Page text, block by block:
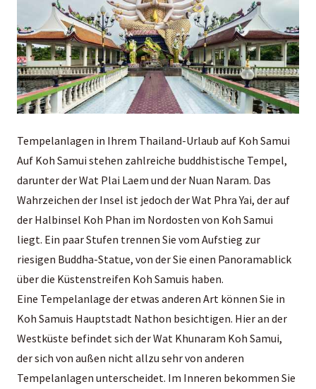
Tempelanlagen in Ihrem Thailand-Urlaub auf Koh Samui
Auf Koh Samui stehen zahlreiche buddhistische Tempel,
darunter der Wat Plai Laem und der Nuan Naram. Das
Wahrzeichen der Insel ist jedoch der Wat Phra Yai, der auf
der Halbinsel Koh Phan im Nordosten von Koh Samui
liegt. Ein paar Stufen trennen Sie vom Aufstieg zur
riesigen Buddha-Statue, von der Sie einen Panoramablick
über die Küstenstreifen Koh Samuis haben.
Eine Tempelanlage der etwas anderen Art können Sie in
Koh Samuis Hauptstadt Nathon besichtigen. Hier an der
Westküste befindet sich der Wat Khunaram Koh Samui,
der sich von außen nicht allzu sehr von anderen
Tempelanlagen unterscheidet. Im Inneren bekommen Sie